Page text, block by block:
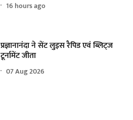
16 hours ago
प्रज्ञानानंदा ने सेंट लुइस रैपिड एवं ब्लिट्ज
टूर्नामेंट जीता
07 Aug 2026